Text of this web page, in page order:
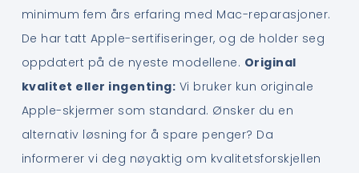
minimum fem års erfaring med Mac-reparasjoner.
De har tatt Apple-sertifiseringer, og de holder seg
oppdatert på de nyeste modellene. Original
kvalitet eller ingenting: Vi bruker kun originale
Apple-skjermer som standard. Ønsker du en
alternativ løsning for å spare penger? Da
informerer vi deg nøyaktig om kvalitetsforskjellen